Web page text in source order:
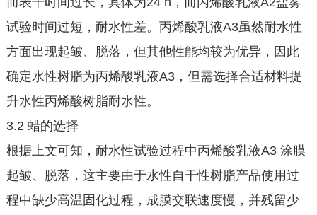
试验时间过短，耐水性差。丙烯酸乳液A3虽然耐水性
方面出现起皱、脱落，但其他性能均较为优异，因此
确定水性树脂为丙烯酸乳液A3，但需选择合适材料提
升水性丙烯酸树脂耐水性。
3.2 蜡的选择
根据上文可知，耐水性试验过程中丙烯酸乳液A3 涂膜
起皱、脱落，这主要由于水性自干性树脂产品使用过
程中缺少高温固化过程，成膜交联速度慢，并残留少